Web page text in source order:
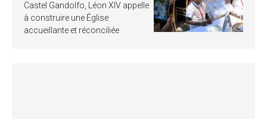
Castel Gandolfo, Léon XIV appelle
à construire une Église
accueillante et réconciliée